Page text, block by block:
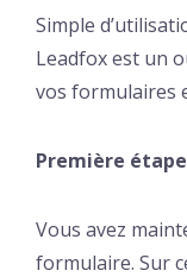
Simple
Leadfox est un
vos formulaires
Première
Vous avez
formulaire. Sur